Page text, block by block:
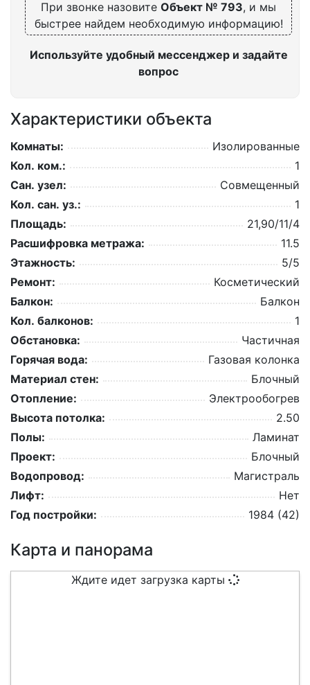
При звонке назовите Объект № 793, и мы
быстрее найдем необходимую информацию!
Используйте удобный мессенджер и задайте
вопрос
Характеристики объекта
Комнаты:
Изолированные
Кол. ком.:
1
Сан. узел:
Совмещенный
Кол. сан. уз.:
1
Площадь:
21,90/11/4
Расшифровка метража:
11.5
Этажность:
5/5
Ремонт:
Косметический
Балкон:
Балкон
Кол. балконов:
1
Обстановка:
Частичная
Горячая вода:
Газовая колонка
Материал стен:
Блочный
Отопление:
Электрообогрев
Высота потолка:
2.50
Полы:
Ламинат
Проект:
Блочный
Водопровод:
Магистраль
Лифт:
Нет
Год постройки:
1984 (42)
Карта и панорама
Ждите идет загрузка карты